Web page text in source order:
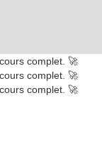
complet. 🚀
complet. 🚀
complet. 🚀